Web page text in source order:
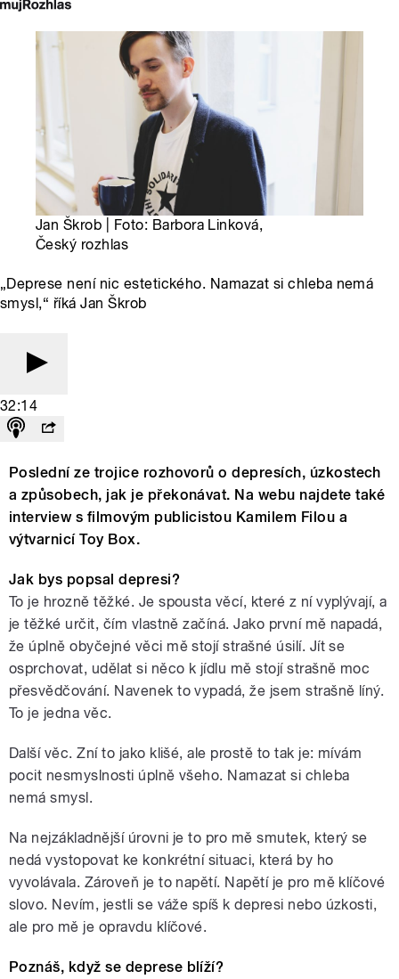
Jan Škrob | Foto: Barbora Linková,
Český rozhlas
„Deprese není nic estetického. Namazat si chleba nemá
smysl,“ říká Jan Škrob
32:14
Poslední ze trojice rozhovorů o depresích, úzkostech
a způsobech, jak je překonávat. Na webu najdete také
interview s filmovým publicistou Kamilem Filou a
výtvarnicí Toy Box.
Jak bys popsal depresi?
To je hrozně těžké. Je spousta věcí, které z ní vyplývají, a
je těžké určit, čím vlastně začíná. Jako první mě napadá,
že úplně obyčejné věci mě stojí strašné úsilí. Jít se
osprchovat, udělat si něco k jídlu mě stojí strašně moc
přesvědčování. Navenek to vypadá, že jsem strašně líný.
To je jedna věc.
Další věc. Zní to jako klišé, ale prostě to tak je: mívám
pocit nesmyslnosti úplně všeho. Namazat si chleba
nemá smysl.
Na nejzákladnější úrovni je to pro mě smutek, který se
nedá vystopovat ke konkrétní situaci, která by ho
vyvolávala. Zároveň je to napětí. Napětí je pro mě klíčové
slovo. Nevím, jestli se váže spíš k depresi nebo úzkosti,
ale pro mě je opravdu klíčové.
Poznáš, když se deprese blíží?